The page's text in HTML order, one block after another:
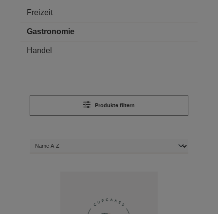
Freizeit
Gastronomie
Handel
Produkte filtern